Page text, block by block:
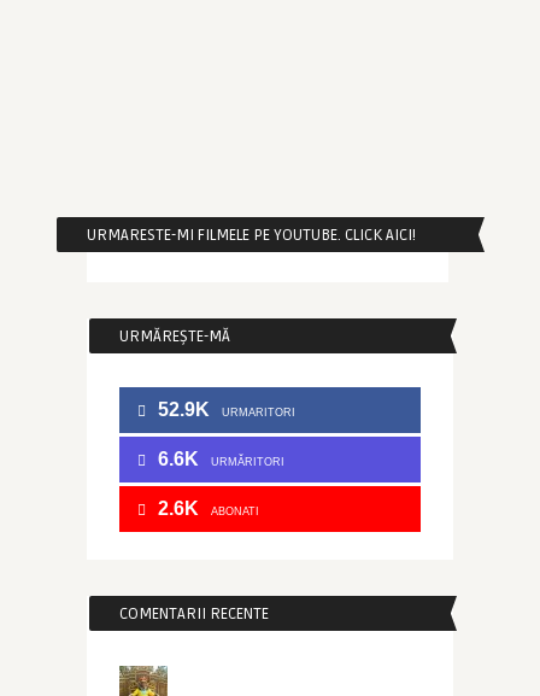
URMARESTE-MI FILMELE PE YOUTUBE. CLICK AICI!
URMĂREȘTE-MĂ
52.9K URMARITORI
6.6K URMĂRITORI
2.6K ABONATI
COMENTARII RECENTE